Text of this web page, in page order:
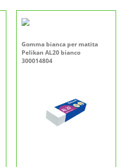
Gomma bianca per matita
Pelikan AL20 bianco
300014804